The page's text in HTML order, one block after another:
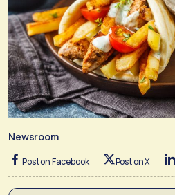
Newsroom
Post on Facebook Post on X